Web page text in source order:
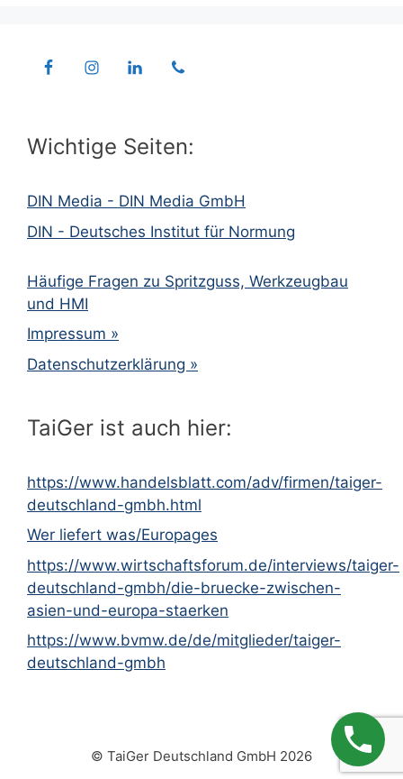
Wichtige Seiten:
DIN Media - DIN Media GmbH
DIN - Deutsches Institut für Normung
Häufige Fragen zu Spritzguss, Werkzeugbau
und HMI
Impressum »
Datenschutzerklärung »
TaiGer ist auch hier:
https://www.handelsblatt.com/adv/firmen/taiger-
deutschland-gmbh.html
Wer liefert was/Europages
https://www.wirtschaftsforum.de/interviews/taiger-
deutschland-gmbh/die-bruecke-zwischen-
asien-und-europa-staerken
https://www.bvmw.de/de/mitglieder/taiger-
deutschland-gmbh
© TaiGer Deutschland GmbH 2026